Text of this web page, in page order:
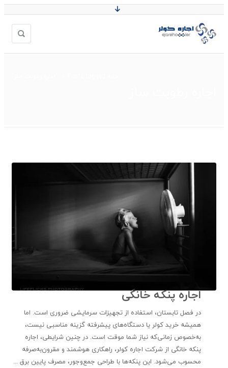
اجاره پنکه خانگی
در فصل تابستان، استفاده از تجهیزات سرمایشی ضروری است. اما
همیشه خرید کولر یا دستگاه‌های پیشرفته گزینه مناسبی نیست،
به‌خصوص زمانی‌که نیاز شما موقت است. در چنین شرایطی، اجاره
پنکه خانگی از شرکت اجاره کولر، راهکاری هوشمند و مقرون‌به‌صرفه
محسوب می‌شود. این پنکه‌ها با طراحی جمع‌وجور، مصرف پایین برق ...